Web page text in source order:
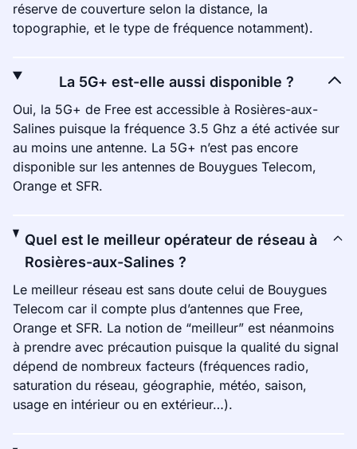
réserve de couverture selon la distance, la
topographie, et le type de fréquence notamment).
La 5G+ est-elle aussi disponible ?
Oui, la 5G+ de Free est accessible à Rosières-aux-
Salines puisque la fréquence 3.5 Ghz a été activée sur
au moins une antenne. La 5G+ n’est pas encore
disponible sur les antennes de Bouygues Telecom,
Orange et SFR.
Quel est le meilleur opérateur de réseau à
Rosières-aux-Salines ?
Le meilleur réseau est sans doute celui de Bouygues
Telecom car il compte plus d’antennes que Free,
Orange et SFR. La notion de “meilleur” est néanmoins
à prendre avec précaution puisque la qualité du signal
dépend de nombreux facteurs (fréquences radio,
saturation du réseau, géographie, météo, saison,
usage en intérieur ou en extérieur…).